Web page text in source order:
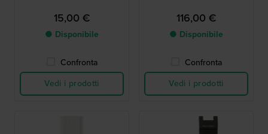
15,00 €
● Disponibile
Confronta
Vedi i prodotti
116,00 €
● Disponibile
Confronta
Vedi i prodotti